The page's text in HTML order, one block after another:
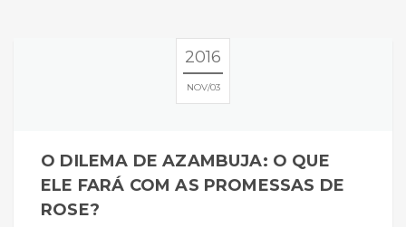
2016
NOV 03
O DILEMA DE AZAMBUJA: O QUE
ELE FARÁ COM AS PROMESSAS DE
ROSE?